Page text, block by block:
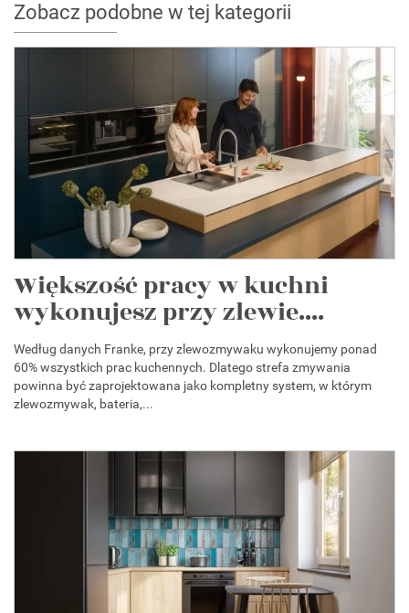
Zobacz podobne w tej kategorii
Większość pracy w kuchni
wykonujesz przy zlewie....
Według danych Franke, przy zlewozmywaku wykonujemy ponad
60% wszystkich prac kuchennych. Dlatego strefa zmywania
powinna być zaprojektowana jako kompletny system, w którym
zlewozmywak, bateria,...